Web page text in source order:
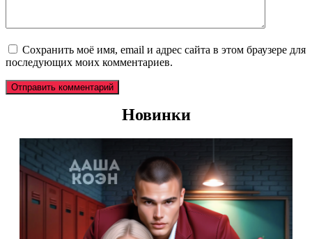
Сохранить моё имя, email и адрес сайта в этом браузере для
последующих моих комментариев.
Новинки